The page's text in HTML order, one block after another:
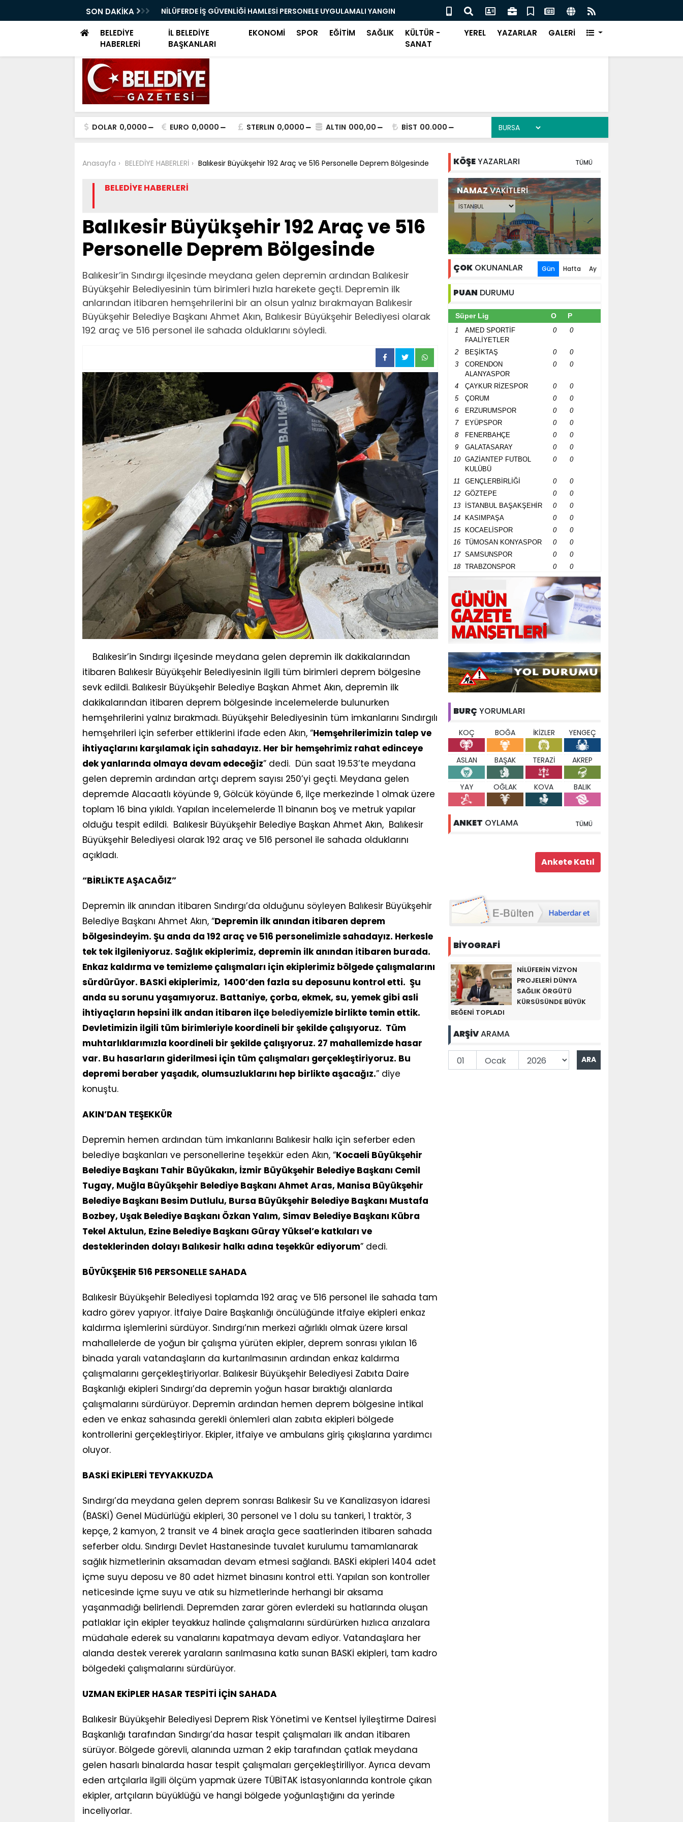
SON DAKİKA
DÜNYA SAĞLIK ÖRGÜTÜ KÜRSÜSÜNDE
NİLÜFERDE İŞ GÜVENLİĞİ HAMLESİ PERSONELE UYGULAMALI YANGIN
EĞİTİMİ
OSMANGAZİDE DEV ADIM ON DÖRT NOKTADA BÜYÜK DÖNÜŞÜM
BAŞLADI
BELEDİYE
HABERLERİ
İL BELEDİYE
BAŞKANLARI
EKONOMİ SPOR EĞİTİM SAĞLIK
KÜLTÜR -
SANAT
YEREL YAZARLAR GALERİ
DOLAR 0,0000 EURO 0,0000 STERLIN 0,0000 ALTIN 000,00 BİST 00.000
Anasayfa BELEDİYE HABERLERİ Balıkesir Büyükşehir 192 Araç ve 516 Personelle Deprem Bölgesinde
BELEDİYE HABERLERİ
Balıkesir Büyükşehir 192 Araç ve 516
Personelle Deprem Bölgesinde
Balıkesir’in Sındırgı ilçesinde meydana gelen depremin ardından Balıkesir
Büyükşehir Belediyesinin tüm birimleri hızla harekete geçti. Depremin ilk
anlarından itibaren hemşehrilerini bir an olsun yalnız bırakmayan Balıkesir
Büyükşehir Belediye Başkanı Ahmet Akın, Balıkesir Büyükşehir Belediyesi olarak
192 araç ve 516 personel ile sahada olduklarını söyledi.
Balıkesir’in Sındırgı ilçesinde meydana gelen depremin ilk dakikalarından
itibaren Balıkesir Büyükşehir Belediyesinin ilgili tüm birimleri deprem bölgesine
sevk edildi. Balıkesir Büyükşehir Belediye Başkan Ahmet Akın, depremin ilk
dakikalarından itibaren deprem bölgesinde incelemelerde bulunurken
hemşehrilerini yalnız bırakmadı. Büyükşehir Belediyesinin tüm imkanlarını Sındırgılı
hemşehrileri için seferber ettiklerini ifade eden Akın, “Hemşehrilerimizin talep ve
ihtiyaçlarını karşılamak için sahadayız. Her bir hemşehrimiz rahat edinceye
dek yanlarında olmaya devam edeceğiz” dedi. Dün saat 19.53’te meydana
gelen depremin ardından artçı deprem sayısı 250’yi geçti. Meydana gelen
depremde Alacaatlı köyünde 9, Gölcük köyünde 6, ilçe merkezinde 1 olmak üzere
toplam 16 bina yıkıldı. Yapılan incelemelerde 11 binanın boş ve metruk yapılar
olduğu tespit edildi. Balıkesir Büyükşehir Belediye Başkan Ahmet Akın, Balıkesir
Büyükşehir Belediyesi olarak 192 araç ve 516 personel ile sahada olduklarını
açıkladı.
“BİRLİKTE AŞACAĞIZ”
Depremin ilk anından itibaren Sındırgı’da olduğunu söyleyen Balıkesir Büyükşehir
Belediye Başkanı Ahmet Akın, “Depremin ilk anından itibaren deprem
bölgesindeyim. Şu anda da 192 araç ve 516 personelimizle sahadayız. Herkesle
tek tek ilgileniyoruz. Sağlık ekiplerimiz, depremin ilk anından itibaren burada.
Enkaz kaldırma ve temizleme çalışmaları için ekiplerimiz bölgede çalışmalarını
sürdürüyor. BASKİ ekiplerimiz, 1400’den fazla su deposunu kontrol etti. Şu
anda su sorunu yaşamıyoruz. Battaniye, çorba, ekmek, su, yemek gibi asli
ihtiyaçların hepsini ilk andan itibaren ilçe belediyemizle birlikte temin ettik.
Devletimizin ilgili tüm birimleriyle koordineli bir şekilde çalışıyoruz. Tüm
muhtarlıklarımızla koordineli bir şekilde çalışıyoruz. 27 mahallemizde hasar
var. Bu hasarların giderilmesi için tüm çalışmaları gerçekleştiriyoruz. Bu
depremi beraber yaşadık, olumsuzluklarını hep birlikte aşacağız.” diye
konuştu.
AKIN’DAN TEŞEKKÜR
Depremin hemen ardından tüm imkanlarını Balıkesir halkı için seferber eden
belediye başkanları ve personellerine teşekkür eden Akın, “Kocaeli Büyükşehir
Belediye Başkanı Tahir Büyükakın, İzmir Büyükşehir Belediye Başkanı Cemil
Tugay, Muğla Büyükşehir Belediye Başkanı Ahmet Aras, Manisa Büyükşehir
Belediye Başkanı Besim Dutlulu, Bursa Büyükşehir Belediye Başkanı Mustafa
Bozbey, Uşak Belediye Başkanı Özkan Yalım, Simav Belediye Başkanı Kübra
Tekel Aktulun, Ezine Belediye Başkanı Güray Yüksel’e katkıları ve
desteklerinden dolayı Balıkesir halkı adına teşekkür ediyorum” dedi.
BÜYÜKŞEHİR 516 PERSONELLE SAHADA
Balıkesir Büyükşehir Belediyesi toplamda 192 araç ve 516 personel ile sahada tam
kadro görev yapıyor. İtfaiye Daire Başkanlığı öncülüğünde itfaiye ekipleri enkaz
kaldırma işlemlerini sürdüyor. Sındırgı’nın merkezi ağırlıklı olmak üzere kırsal
mahallelerde de yoğun bir çalışma yürüten ekipler, deprem sonrası yıkılan 16
binada yaralı vatandaşların da kurtarılmasının ardından enkaz kaldırma
çalışmalarını gerçekleştiriyorlar. Balıkesir Büyükşehir Belediyesi Zabıta Daire
Başkanlığı ekipleri Sındırgı’da depremin yoğun hasar bıraktığı alanlarda
çalışmalarını sürdürüyor. Depremin ardından hemen deprem bölgesine intikal
eden ve enkaz sahasında gerekli önlemleri alan zabıta ekipleri bölgede
kontrollerini gerçekleştiriyor. Ekipler, itfaiye ve ambulans giriş çıkışlarına yardımcı
oluyor.
BASKİ EKİPLERİ TEYYAKKUZDA
Sındırgı’da meydana gelen deprem sonrası Balıkesir Su ve Kanalizasyon İdaresi
(BASKİ) Genel Müdürlüğü ekipleri, 30 personel ve 1 dolu su tankeri, 1 traktör, 3
kepçe, 2 kamyon, 2 transit ve 4 binek araçla gece saatlerinden itibaren sahada
seferber oldu. Sındırgı Devlet Hastanesinde tuvalet kurulumu tamamlanarak
sağlık hizmetlerinin aksamadan devam etmesi sağlandı. BASKİ ekipleri 1404 adet
içme suyu deposu ve 80 adet hizmet binasını kontrol etti. Yapılan son kontroller
neticesinde içme suyu ve atık su hizmetlerinde herhangi bir aksama
yaşanmadığı belirlendi. Depremden zarar gören evlerdeki su hatlarında oluşan
patlaklar için ekipler teyakkuz halinde çalışmalarını sürdürürken hızlıca arızalara
müdahale ederek su vanalarını kapatmaya devam ediyor. Vatandaşlara her
alanda destek vererek yaraların sarılmasına katkı sunan BASKİ ekipleri, tam kadro
bölgedeki çalışmalarını sürdürüyor.
UZMAN EKİPLER HASAR TESPİTİ İÇİN SAHADA
Balıkesir Büyükşehir Belediyesi Deprem Risk Yönetimi ve Kentsel İyileştirme Dairesi
Başkanlığı tarafından Sındırgı’da hasar tespit çalışmaları ilk andan itibaren
sürüyor. Bölgede görevli, alanında uzman 2 ekip tarafından çatlak meydana
gelen hasarlı binalarda hasar tespit çalışmaları gerçekleştiriliyor. Ayrıca devam
eden artçılarla ilgili ölçüm yapmak üzere TÜBİTAK istasyonlarında kontrole çıkan
ekipler, artçıların büyüklüğü ve hangi bölgede yoğunlaştığını da yerinde
inceliyorlar.
KÖŞEYAZARLARI TÜMÜ
NAMAZVAKİTLERİ
ÇOK OKUNANLAR Gün Hafta Ay
PUAN DURUMU
Süper Lig O P
1
AMED SPORTİF
FAALİYETLER
0 0
2 BEŞİKTAŞ 0
0
3
CORENDON
ALANYASPOR
0 0
4 ÇAYKUR RİZESPOR 0
0
5
ÇORUM 0
0
6
ERZURUMSPOR 0
0
7
EYÜPSPOR 0
0
8
FENERBAHÇE 0
0
9
GALATASARAY 0
0
10
GAZİANTEP FUTBOL
KULÜBÜ
0 0
11 GENÇLERBİRLİĞİ 0
0
12
GÖZTEPE 0
0
13
İSTANBUL BAŞAKŞEHİR 0
0
14
KASIMPAŞA 0
0
15
KOCAELİSPOR 0
0
16
TÜMOSAN KONYASPOR 0
0
17
SAMSUNSPOR 0
0
18
TRABZONSPOR 0 0
BURÇ YORUMLARI
KOÇ BOĞA İKİZLER YENGEÇ
ASLAN BAŞAK TERAZİ AKREP
YAY OĞLAK KOVA BALIK
ANKET OYLAMA TÜMÜ
BİYOGRAFİ
NİLÜFERİN VİZYON
PROJELERİ DÜNYA
SAĞLIK ÖRGÜTÜ
KÜRSÜSÜNDE BÜYÜK
BEĞENİ TOPLADI
ARŞİVARAMA